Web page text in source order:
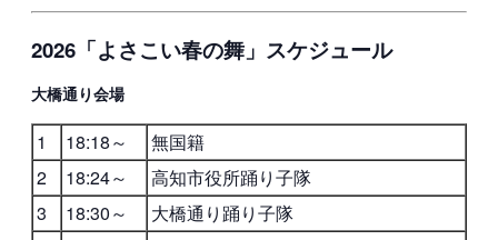
2026「よさこい春の舞」スケジュール
大橋通り会場
1 18:18～
無国籍
2
18:24～
高知市役所踊り子隊
3
18:30～
大橋通り踊り子隊